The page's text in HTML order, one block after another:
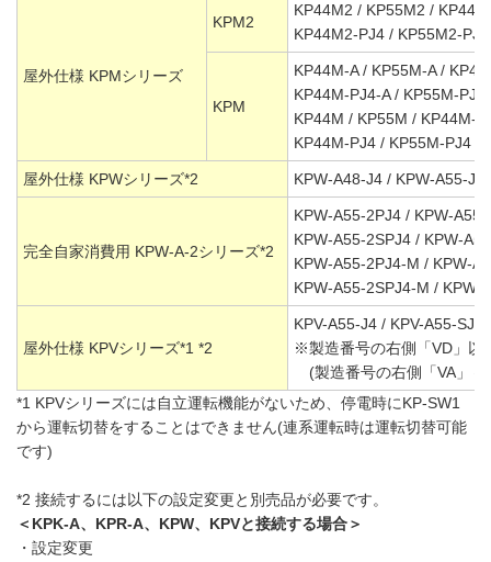
屋外仕様 KPMシリーズ
KPM2
KP44M2 / KP55M2 /
KP44M2-PJ4 / KP55M2-
KPM
KP44M-A / KP55M-A /
KP44M-PJ4-A / KP55M-
KP44M / KP55M / KP44M-
KP44M-PJ4 / KP55M-PJ4
屋外仕様 KPWシリーズ*2 KPW-A48-J4 / KPW-A55-J4
完全自家消費用 KPW-A-2シリーズ*2
KPW-A55-2PJ4 / KPW-A55-
KPW-A55-2SPJ4 / KPW-
KPW-A55-2PJ4-M / KPW-
KPW-A55-2SPJ4-M / KPW-
屋外仕様 KPVシリーズ*1 *2
KPV-A55-J4 / KPV-A55-SJ4
※製造番号の右側「VD」以
(製造番号の右側「VA」～
*1 KPVシリーズには自立運転機能がないため、停電時にKP-SW1
から運転切替をすることはできません(連系運転時は運転切替可能
です)
*2 接続するには以下の設定変更と別売品が必要です。
＜KPK-A、KPR-A、KPW、KPVと接続する場合＞
・設定変更